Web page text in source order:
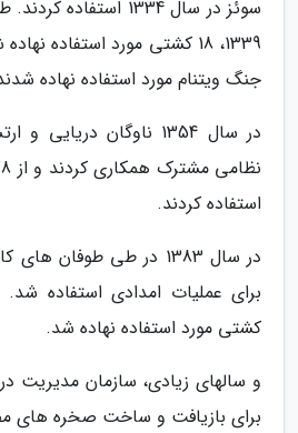
سوئز در سال 1334
جنگ ویتنام مورد استفاده نهاده
در سال 1354 ناوگان
استفاده کردند.
کشتی مورد استفاده نهاده شد.
و سالهای زیادی، سازمان مدیریت
برای بازیافت و ساخت صخره های